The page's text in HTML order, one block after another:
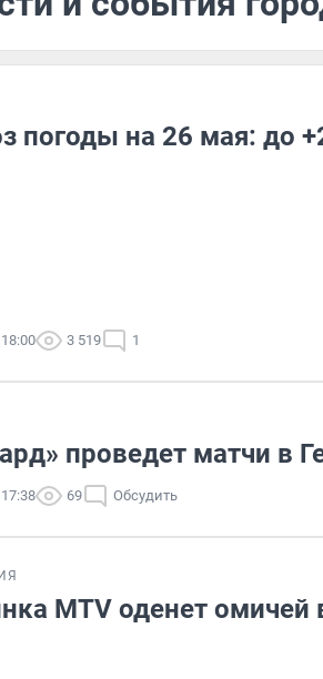
погоды на 26 мая: до
3 519 1
проведет матчи в
69 Обсудить
MTV оденет омичей